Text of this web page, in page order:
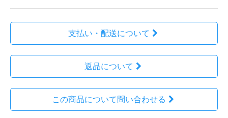
支払い・配送について
返品について
この商品について問い合わせる